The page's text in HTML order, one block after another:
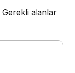
Gerekli alanlar